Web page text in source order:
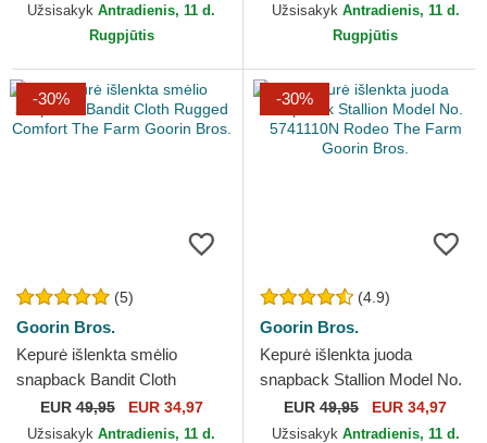
Bros.
Užsisakyk Antradienis, 11 d.
Rugpjūtis
Goorin Bros.
Užsisakyk Antradienis, 11 d.
Rugpjūtis
-30%
(5)
Goorin Bros.
Kepurė išlenkta smėlio
snapback Bandit Cloth
Rugged Comfort The Farm
Goorin Bros.
EUR49,95 EUR 34,97
Užsisakyk Antradienis, 11 d.
-30%
(4.9)
Goorin Bros.
Kepurė išlenkta juoda
snapback Stallion Model No.
5741110N Rodeo The Farm
Goorin Bros.
EUR 49,95 EUR 34,97
Užsisakyk Antradienis, 11 d.